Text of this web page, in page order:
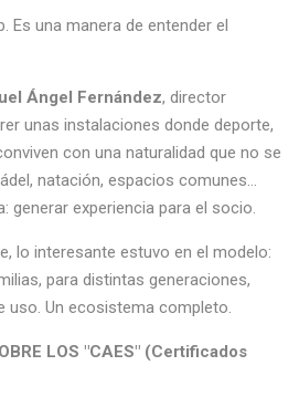
Es una manera de entender el
Ángel Fernández, director
unas instalaciones donde deporte,
con una naturalidad que no se
natación, espacios comunes…
generar experiencia para el socio.
lo interesante estuvo en el modelo:
para distintas generaciones,
uso. Un ecosistema completo.
LOS "CAES" (Certificados